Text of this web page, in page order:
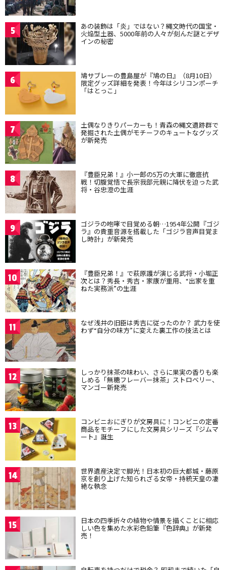
5 あの装飾は「炎」ではない？縄文時代の国宝・
火焔型土器、5000年前の人々が刻んだ謎とデザ
インの秘密
6 鳩サブレーの豊島屋が『鳩の日』（8月10日）
限定グッズ詳細を発表！今年はシリコンポーチ
「はとっこ」
7 土偶なりきりパーカーも！青森の縄文遺跡群で
発掘された土偶がモチーフのキュートなグッズ
が新発売
8 『豊臣兄弟！』小一郎の5万の大軍に徹底抗
戦！切腹覚悟で長宗我部元親に降伏を迫った武
将・谷忠澄の生涯
9 ゴジラの咆哮で目覚める朝…1954年公開『ゴジ
ラ』の貴重音源を搭載した「ゴジラ音声目覚ま
し時計」が新発売
10 『豊臣兄弟！』で萩原護が演じる武将・小堀正
次とは？秀長・秀吉・家康が重用、“出家を重
ねた実務派”の生涯
11 なぜ浅井の旧臣は秀吉に従ったのか？ 武力を使
わず“自分の味方”に変えた裏工作の技法とは
12 しっかり抹茶の味わい、さらに果実の香りも楽
しめる「無糖フレーバー抹茶」ストロベリー、
マンゴー新発売
13 コンビニおにぎりが文房具に！コンビニの定番
商品をモチーフにした文房具シリーズ『ジムマ
ート』誕生
14 世界遺産決定で脚光！日本初の巨大都城・藤原
京を創り上げた知られざる女帝・持統天皇の凄
絶な執念
15 日本の四季折々の植物や情景を描くことに相応
しい色を集めた水彩色鉛筆『色辞典』が新発
売！